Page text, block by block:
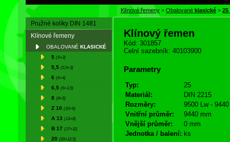
Klínové řemeny > Obalované klasické > 25
Pružné kolíky DIN 1481
Klínové řemeny
OBALOVANÉ KLASICKÉ
5 (5×3)
5,5 (5,5×3)
6 (6×4)
6,5 (6×3,5)
8 (8×5)
Z 10 (10×6)
A 13 (13×8)
B 17 (17×11)
20 (20×12,5)
Klínový řemen
Kód: 301857
Celní sazebník: 40103900
Parametry
Typ:
25
Materiál:
DIN 2215
Rozměry:
9500 Lw -
Vnitřní průměr:
9440 mm
Vnější průměr:
0 mm
Jednotka / balení: ks